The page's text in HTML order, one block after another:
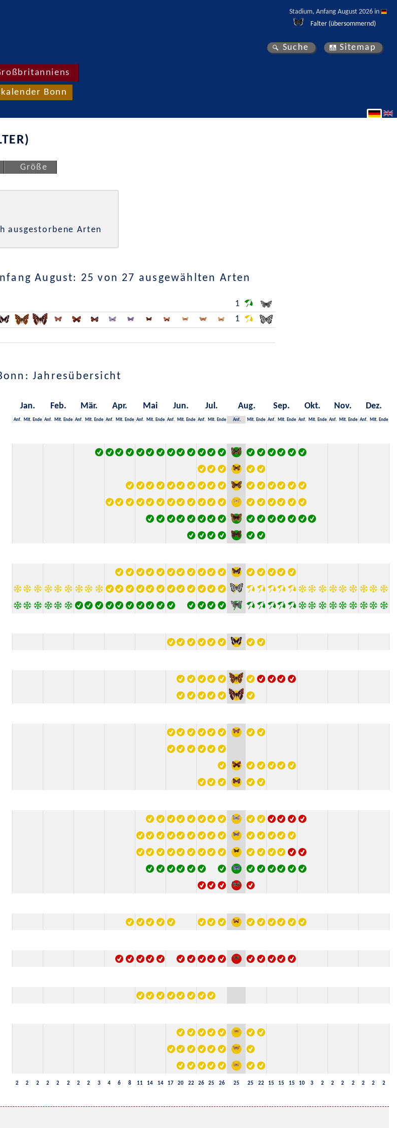
Stadium, Anfang August 2026 in
Falter (übersommernd)
Bonn
Suche Sitemap
Größe
ausgestorbene Arten
August: 25 von 27 ausgewählten Arten
1
1
Jahresübersicht
Jan. Feb. Mär. Apr. Mai Jun. Jul. Aug. Sep. Okt. Nov. Dez.
Anf. Mit. Ende Anf. Mit. Ende Anf. Mit. Ende Anf. Mit. Ende Anf. Mit. Ende Anf. Mit. Ende Anf. Mit. Ende Anf. Mit. Ende Anf. Mit. Ende Anf. Mit. Ende Anf. Mit. Ende Anf. Mit. Ende
2 2 2 2 2 2 2 2 3 4 6 8 11 14 14 17 20 22 26 25 26 25 25 22 15 15 15 10 3 2 2 2 2 2 2 2